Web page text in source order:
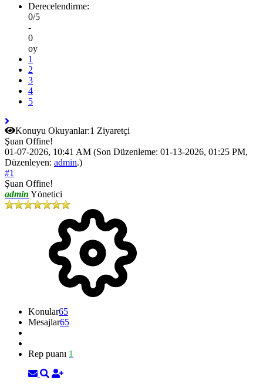
Derecelendirme:
0/5
-
0
oy
1
2
3
4
5
Konuyu Okuyanlar:1 Ziyaretçi
Şuan Offine!
01-07-2026, 10:41 AM (Son Düzenleme: 01-13-2026, 01:25 PM,
Düzenleyen: admin.)
#1
Şuan Offine!
admin Yönetici
Konular65
Mesajlar65
Rep puanı 1